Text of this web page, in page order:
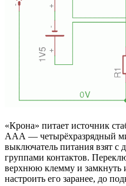
«Крона» питает источник
ААА — четырёхразрядный
выключатель питания взят с
группами контактов.
верхнюю клемму и замкнуть
настроить его заранее, до